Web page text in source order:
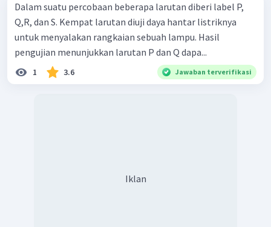
Dalam suatu percobaan beberapa larutan diberi label P,
Q,R, dan S. Kempat larutan diuji daya hantar listriknya
untuk menyalakan rangkaian sebuah lampu. Hasil
pengujian menunjukkan larutan P dan Q dapa...
1 3.6 Jawaban terverifikasi
Iklan